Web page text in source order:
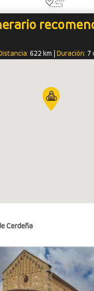
622 km Duración: 7
Cerdeña